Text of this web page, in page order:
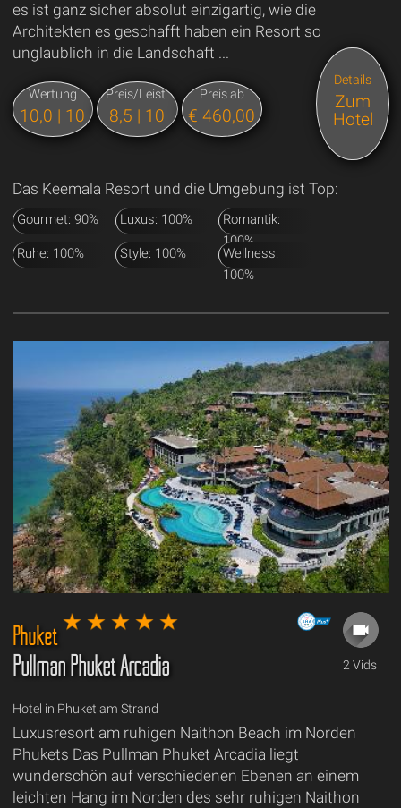
es ist ganz sicher absolut einzigartig, wie die
Architekten es geschafft haben ein Resort so
unglaublich in die Landschaft ...
Wertung
10,0 | 10
Preis/Leist.
8,5 | 10
Preis ab
€ 460,00
Details
Zum
Hotel
Das Keemala Resort und die Umgebung ist Top:
Gourmet: 90% Luxus: 100%
Romantik:
100%
Ruhe: 100% Style: 100%
Wellness:
100%
2 Vids
Phuket
Pullman Phuket Arcadia
Hotel in Phuket am Strand
Luxusresort am ruhigen Naithon Beach im Norden
Phukets Das Pullman Phuket Arcadia liegt
wunderschön auf verschiedenen Ebenen an einem
leichten Hang im Norden des sehr ruhigen Naithon